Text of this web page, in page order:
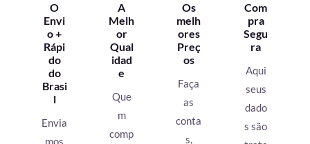
O
Envi
o +
Rápi
do
do
Brasi
l
Envia
A
Melh
or
Qual
idad
e
Que
m
comp
Os
melh
ores
Preç
os
Faça
as
conta
s,
Com
pra
Segu
ra
Aqui
seus
dado
s são